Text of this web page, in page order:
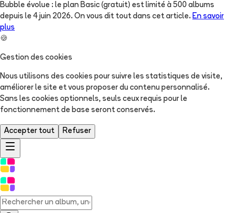
Bubble évolue : le plan Basic (gratuit) est limité à 500 albums
depuis le 4 juin 2026. On vous dit tout dans cet article. En savoir
plus
🍪
Gestion des cookies
Nous utilisons des cookies pour suivre les statistiques de visite,
améliorer le site et vous proposer du contenu personnalisé.
Sans les cookies optionnels, seuls ceux requis pour le
fonctionnement de base seront conservés.
Accepter tout Refuser